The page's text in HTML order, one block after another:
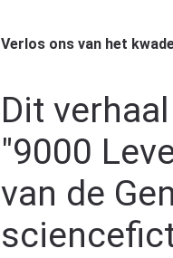
Verlos ons van het
Dit
"9000
van de